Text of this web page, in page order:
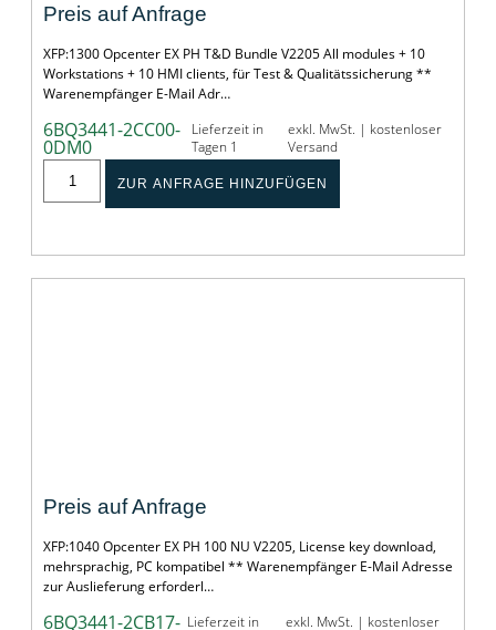
Preis auf Anfrage
XFP:1300 Opcenter EX PH T&D Bundle V2205 All modules + 10
Workstations + 10 HMI clients, für Test & Qualitätssicherung **
Warenempfänger E-Mail Adr…
6BQ3441-2CC00-
0DM0
Lieferzeit in
Tagen 1
exkl. MwSt. | kostenloser
Versand
ZUR ANFRAGE HINZUFÜGEN
Preis auf Anfrage
XFP:1040 Opcenter EX PH 100 NU V2205, License key download,
mehrsprachig, PC kompatibel ** Warenempfänger E-Mail Adresse
zur Auslieferung erforderl…
6BQ3441-2CB17- Lieferzeit in
exkl. MwSt. | kostenloser